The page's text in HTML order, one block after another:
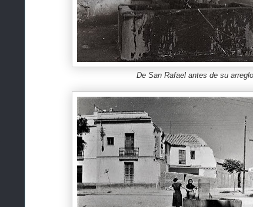
De San Rafael antes de su arreglo